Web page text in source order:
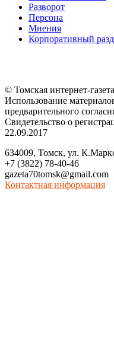
Разворот
Персона
Мнения
Корпоративный
© Томская интернет-
Использование
предварительного
Свидетельство о
22.09.2017
634009, Томск, ул.
+7 (3822) 78-40-46
gazeta70tomsk@gmail.com
Контактная информация